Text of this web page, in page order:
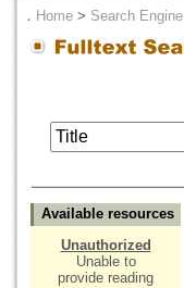
． Home > Search Engine
Available resources
Unauthorized
Unable to
provide reading